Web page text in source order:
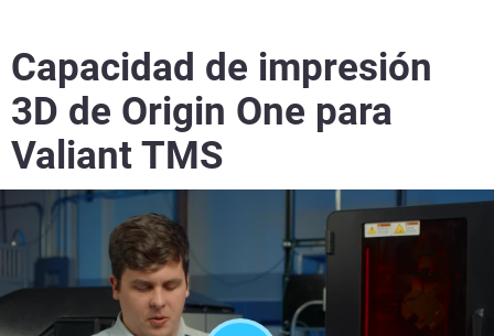
Capacidad de impresión
3D de Origin One para
Valiant TMS